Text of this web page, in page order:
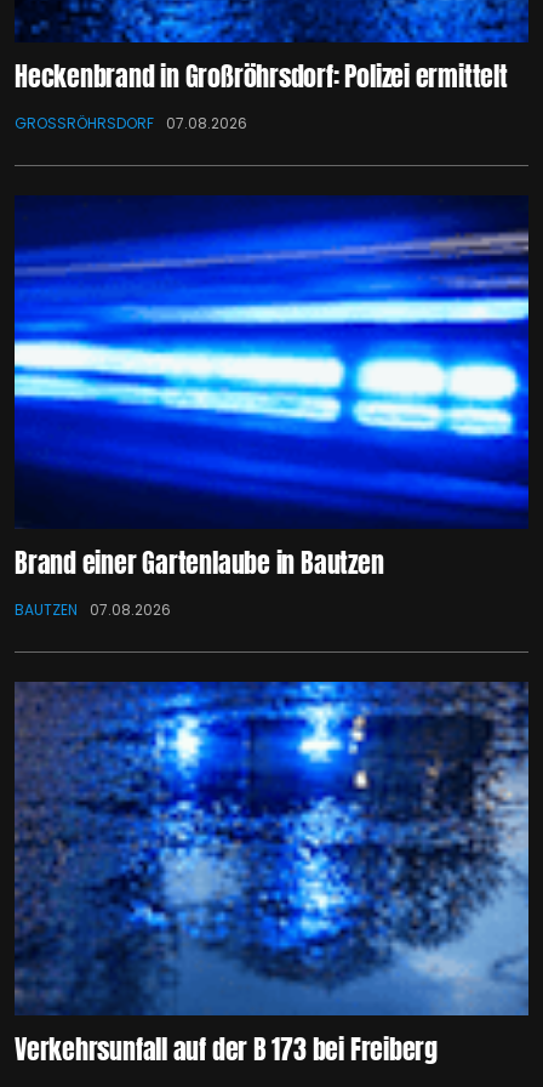
Heckenbrand in Großröhrsdorf: Polizei ermittelt
GROSSRÖHRSDORF 07.08.2026
Brand einer Gartenlaube in Bautzen
BAUTZEN 07.08.2026
Verkehrsunfall auf der B 173 bei Freiberg